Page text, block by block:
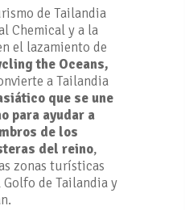
de Tailandia
Chemical y a la
el lazamiento de
the Oceans,
a Tailandia
que se une
para ayudar a
de los
del reino,
zonas turísticas
de Tailandia y